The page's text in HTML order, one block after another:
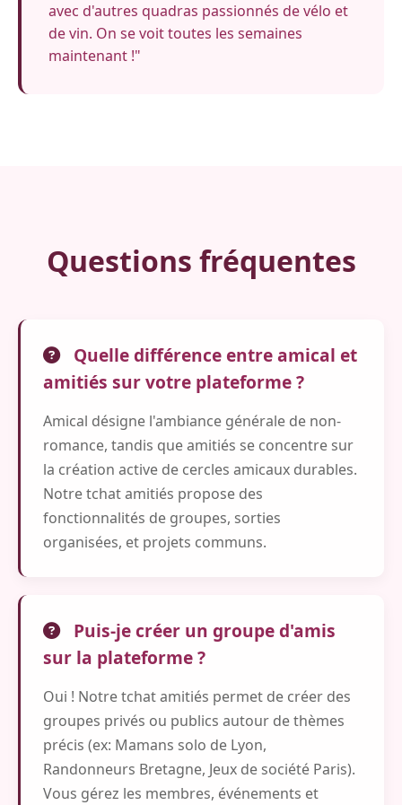
avec d'autres quadras passionnés de vélo et
de vin. On se voit toutes les semaines
maintenant !"
Questions fréquentes
Quelle différence entre amical et
amitiés sur votre plateforme ?
Amical désigne l'ambiance générale de non-
romance, tandis que amitiés se concentre sur
la création active de cercles amicaux durables.
Notre tchat amitiés propose des
fonctionnalités de groupes, sorties
organisées, et projets communs.
Puis-je créer un groupe d'amis
sur la plateforme ?
Oui ! Notre tchat amitiés permet de créer des
groupes privés ou publics autour de thèmes
précis (ex: Mamans solo de Lyon,
Randonneurs Bretagne, Jeux de société Paris).
Vous gérez les membres, événements et